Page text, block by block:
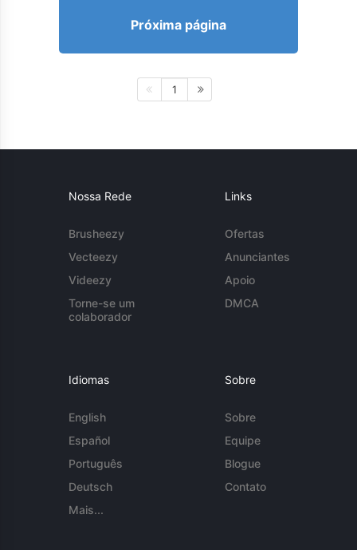
Próxima página
1
Nossa Rede
Brusheezy
Vecteezy
Videezy
Torne-se um
colaborador
Links
Ofertas
Anunciantes
Apoio
DMCA
Idiomas
English
Español
Português
Deutsch
Mais...
Sobre
Sobre
Equipe
Blogue
Contato